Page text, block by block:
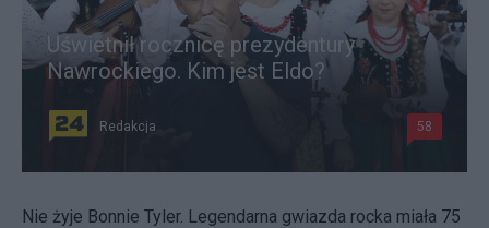
Uświetnił rocznicę prezydentury
Nawrockiego. Kim jest Eldo?
Redakcja 58
Nie żyje Bonnie Tyler. Legendarna gwiazda rocka miała 75